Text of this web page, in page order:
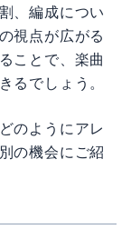
、編成につい
視点が広がる
ことで、楽曲
るでしょう。
のようにアレ
の機会にご紹